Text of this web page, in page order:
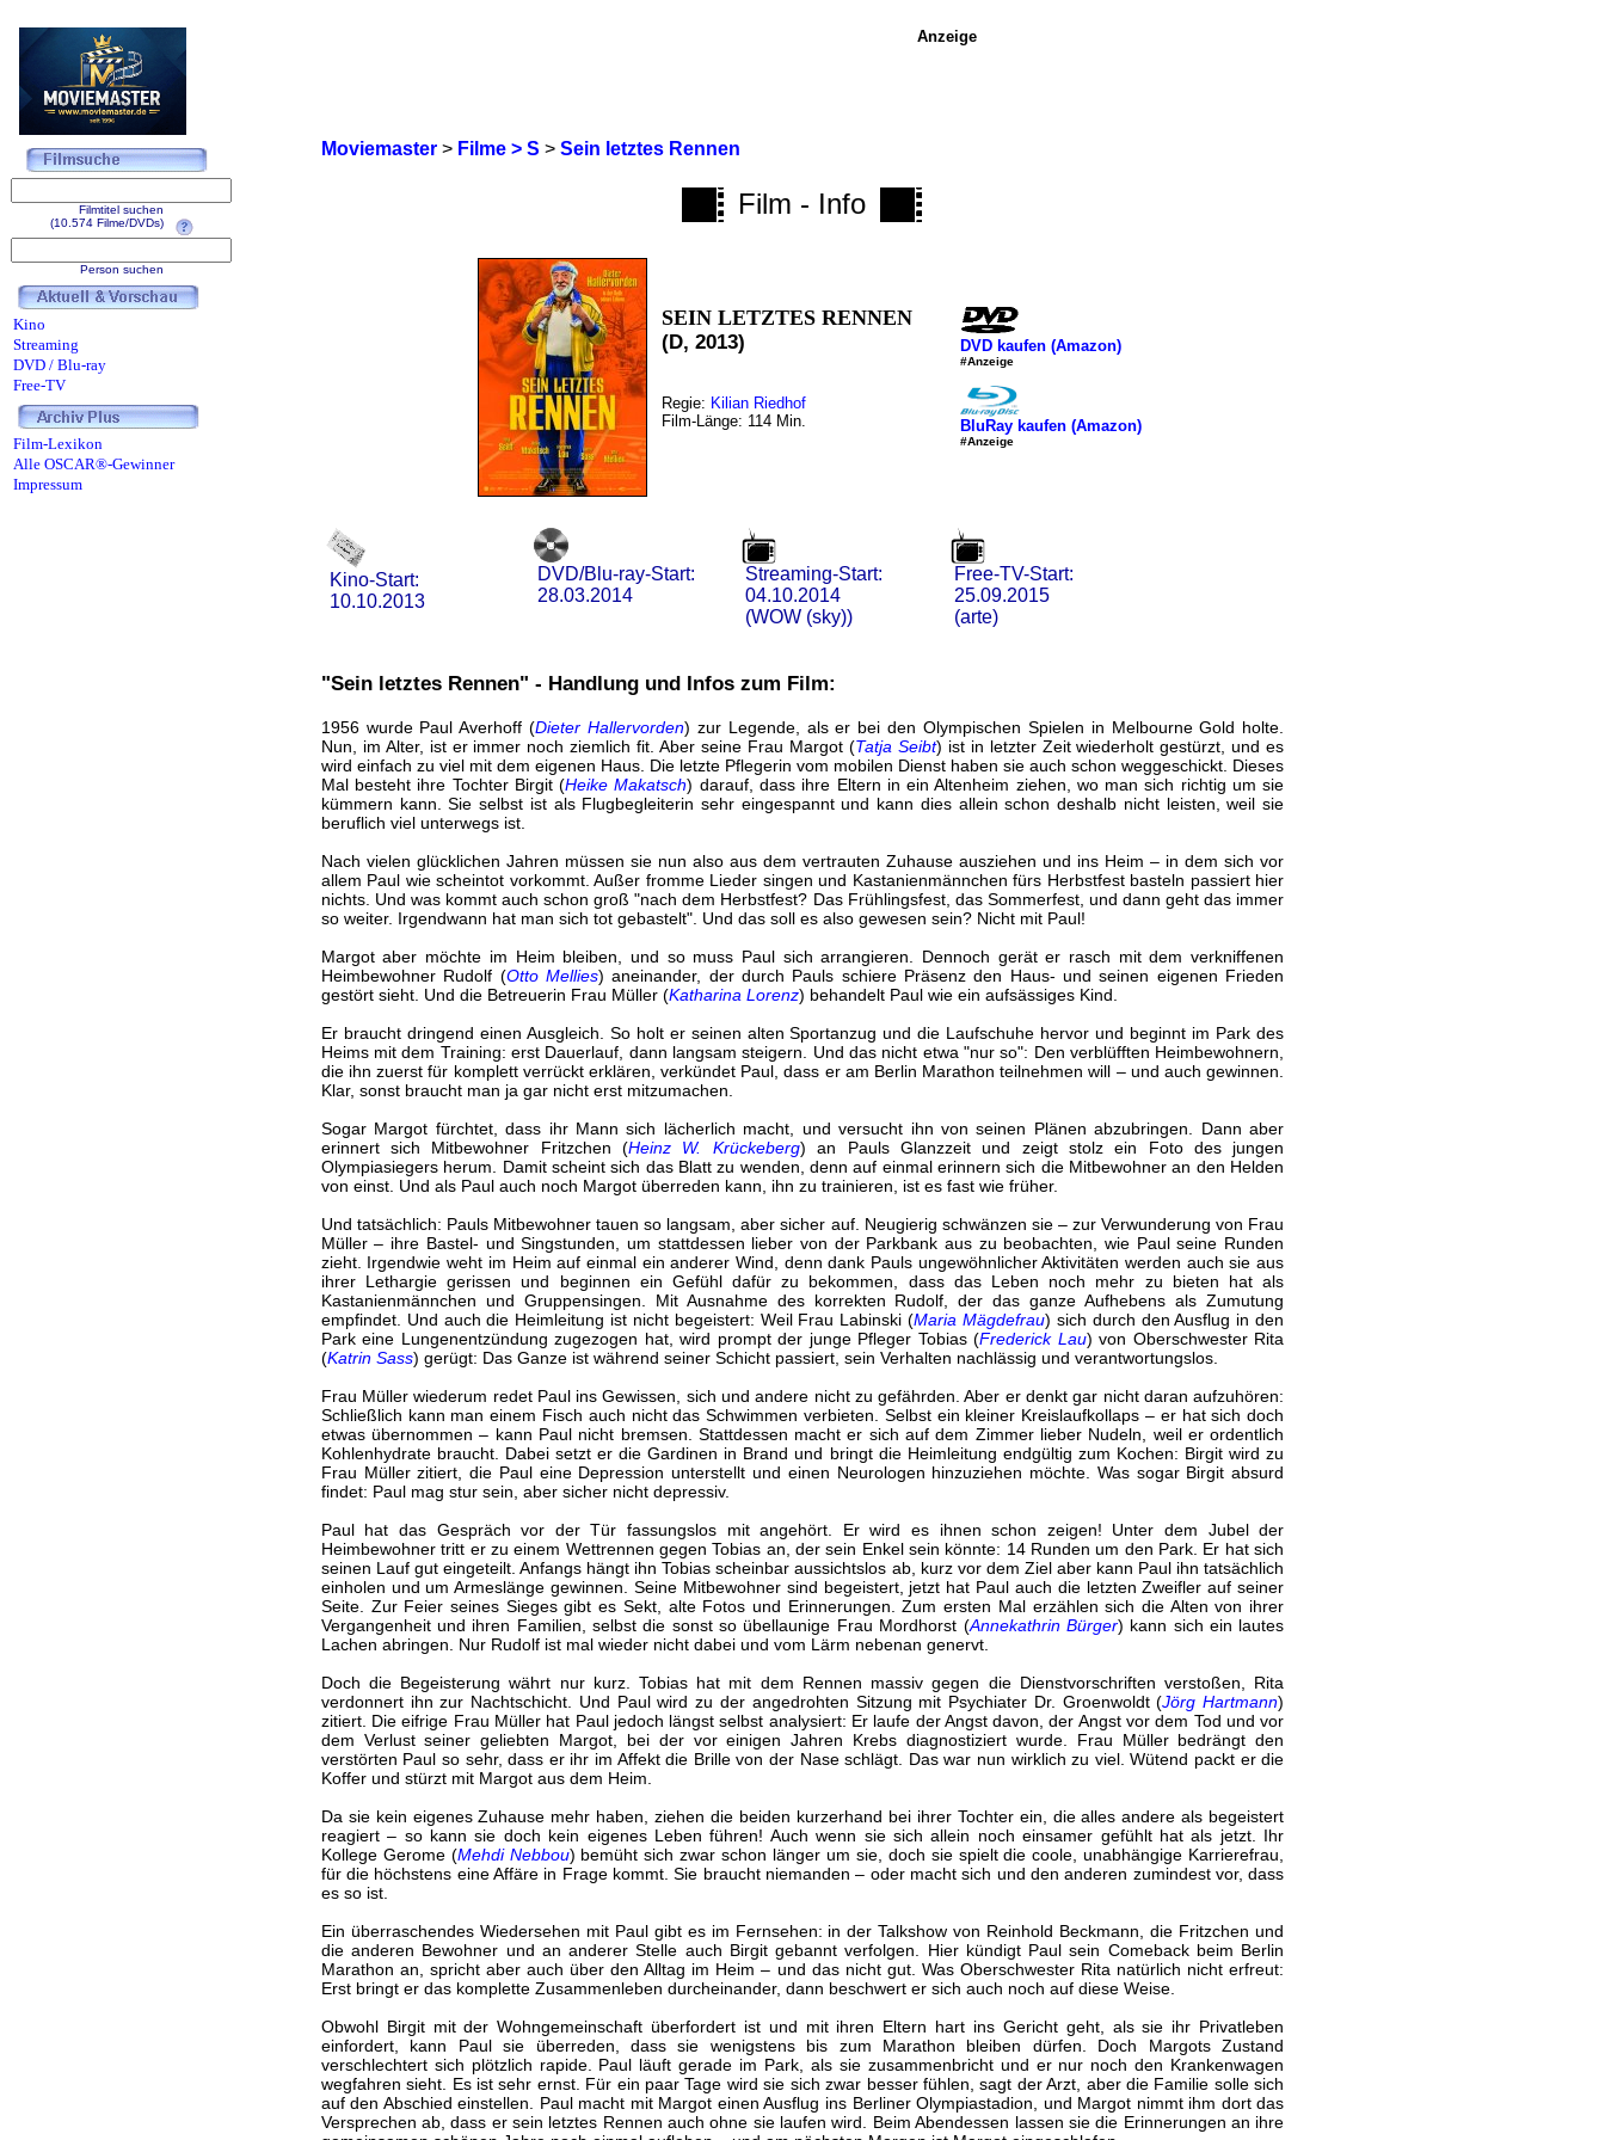
Moviemaster> Filme > S > Sein letztes Rennen
Film - Info
SEIN LETZTES RENNEN
(D, 2013)
Regie: Kilian Riedhof
Film-Länge: 114 Min.
DVD kaufen (Amazon)
#Anzeige
BluRay kaufen (Amazon)
#Anzeige
Kino-Start:
10.10.2013
DVD/Blu-ray-Start:
28.03.2014
Streaming-Start:
04.10.2014
(WOW (sky))
Free-TV-Start:
25.09.2015
(arte)
"Sein letztes Rennen" - Handlung und Infos zum Film:
1956 wurde Paul Averhoff (Dieter Hallervorden) zur Legende, als er bei den Olympischen Spielen in Melbourne Gold holte.
Nun, im Alter, ist er immer noch ziemlich fit. Aber seine Frau Margot (Tatja Seibt) ist in letzter Zeit wiederholt gestürzt, und es
wird einfach zu viel mit dem eigenen Haus. Die letzte Pflegerin vom mobilen Dienst haben sie auch schon weggeschickt. Dieses
Mal besteht ihre Tochter Birgit (Heike Makatsch) darauf, dass ihre Eltern in ein Altenheim ziehen, wo man sich richtig um sie
kümmern kann. Sie selbst ist als Flugbegleiterin sehr eingespannt und kann dies allein schon deshalb nicht leisten, weil sie
beruflich viel unterwegs ist.
Nach vielen glücklichen Jahren müssen sie nun also aus dem vertrauten Zuhause ausziehen und ins Heim – in dem sich vor
allem Paul wie scheintot vorkommt. Außer fromme Lieder singen und Kastanienmännchen fürs Herbstfest basteln passiert hier
nichts. Und was kommt auch schon groß "nach dem Herbstfest? Das Frühlingsfest, das Sommerfest, und dann geht das immer
so weiter. Irgendwann hat man sich tot gebastelt". Und das soll es also gewesen sein? Nicht mit Paul!
Margot aber möchte im Heim bleiben, und so muss Paul sich arrangieren. Dennoch gerät er rasch mit dem verkniffenen
Heimbewohner Rudolf (Otto Mellies) aneinander, der durch Pauls schiere Präsenz den Haus- und seinen eigenen Frieden
gestört sieht. Und die Betreuerin Frau Müller (Katharina Lorenz) behandelt Paul wie ein aufsässiges Kind.
Er braucht dringend einen Ausgleich. So holt er seinen alten Sportanzug und die Laufschuhe hervor und beginnt im Park des
Heims mit dem Training: erst Dauerlauf, dann langsam steigern. Und das nicht etwa "nur so": Den verblüfften Heimbewohnern,
die ihn zuerst für komplett verrückt erklären, verkündet Paul, dass er am Berlin Marathon teilnehmen will – und auch gewinnen.
Klar, sonst braucht man ja gar nicht erst mitzumachen.
Sogar Margot fürchtet, dass ihr Mann sich lächerlich macht, und versucht ihn von seinen Plänen abzubringen. Dann aber
erinnert sich Mitbewohner Fritzchen (Heinz W. Krückeberg) an Pauls Glanzzeit und zeigt stolz ein Foto des jungen
Olympiasiegers herum. Damit scheint sich das Blatt zu wenden, denn auf einmal erinnern sich die Mitbewohner an den Helden
von einst. Und als Paul auch noch Margot überreden kann, ihn zu trainieren, ist es fast wie früher.
Und tatsächlich: Pauls Mitbewohner tauen so langsam, aber sicher auf. Neugierig schwänzen sie – zur Verwunderung von Frau
Müller – ihre Bastel- und Singstunden, um stattdessen lieber von der Parkbank aus zu beobachten, wie Paul seine Runden
zieht. Irgendwie weht im Heim auf einmal ein anderer Wind, denn dank Pauls ungewöhnlicher Aktivitäten werden auch sie aus
ihrer Lethargie gerissen und beginnen ein Gefühl dafür zu bekommen, dass das Leben noch mehr zu bieten hat als
Kastanienmännchen und Gruppensingen. Mit Ausnahme des korrekten Rudolf, der das ganze Aufhebens als Zumutung
empfindet. Und auch die Heimleitung ist nicht begeistert: Weil Frau Labinski (Maria Mägdefrau) sich durch den Ausflug in den
Park eine Lungenentzündung zugezogen hat, wird prompt der junge Pfleger Tobias (Frederick Lau) von Oberschwester Rita
(Katrin Sass) gerügt: Das Ganze ist während seiner Schicht passiert, sein Verhalten nachlässig und verantwortungslos.
Frau Müller wiederum redet Paul ins Gewissen, sich und andere nicht zu gefährden. Aber er denkt gar nicht daran aufzuhören:
Schließlich kann man einem Fisch auch nicht das Schwimmen verbieten. Selbst ein kleiner Kreislaufkollaps – er hat sich doch
etwas übernommen – kann Paul nicht bremsen. Stattdessen macht er sich auf dem Zimmer lieber Nudeln, weil er ordentlich
Kohlenhydrate braucht. Dabei setzt er die Gardinen in Brand und bringt die Heimleitung endgültig zum Kochen: Birgit wird zu
Frau Müller zitiert, die Paul eine Depression unterstellt und einen Neurologen hinzuziehen möchte. Was sogar Birgit absurd
findet: Paul mag stur sein, aber sicher nicht depressiv.
Paul hat das Gespräch vor der Tür fassungslos mit angehört. Er wird es ihnen schon zeigen! Unter dem Jubel der
Heimbewohner tritt er zu einem Wettrennen gegen Tobias an, der sein Enkel sein könnte: 14 Runden um den Park. Er hat sich
seinen Lauf gut eingeteilt. Anfangs hängt ihn Tobias scheinbar aussichtslos ab, kurz vor dem Ziel aber kann Paul ihn tatsächlich
einholen und um Armeslänge gewinnen. Seine Mitbewohner sind begeistert, jetzt hat Paul auch die letzten Zweifler auf seiner
Seite. Zur Feier seines Sieges gibt es Sekt, alte Fotos und Erinnerungen. Zum ersten Mal erzählen sich die Alten von ihrer
Vergangenheit und ihren Familien, selbst die sonst so übellaunige Frau Mordhorst (Annekathrin Bürger) kann sich ein lautes
Lachen abringen. Nur Rudolf ist mal wieder nicht dabei und vom Lärm nebenan genervt.
Doch die Begeisterung währt nur kurz. Tobias hat mit dem Rennen massiv gegen die Dienstvorschriften verstoßen, Rita
verdonnert ihn zur Nachtschicht. Und Paul wird zu der angedrohten Sitzung mit Psychiater Dr. Groenwoldt (Jörg Hartmann)
zitiert. Die eifrige Frau Müller hat Paul jedoch längst selbst analysiert: Er laufe der Angst davon, der Angst vor dem Tod und vor
dem Verlust seiner geliebten Margot, bei der vor einigen Jahren Krebs diagnostiziert wurde. Frau Müller bedrängt den
verstörten Paul so sehr, dass er ihr im Affekt die Brille von der Nase schlägt. Das war nun wirklich zu viel. Wütend packt er die
Koffer und stürzt mit Margot aus dem Heim.
Da sie kein eigenes Zuhause mehr haben, ziehen die beiden kurzerhand bei ihrer Tochter ein, die alles andere als begeistert
reagiert – so kann sie doch kein eigenes Leben führen! Auch wenn sie sich allein noch einsamer gefühlt hat als jetzt. Ihr
Kollege Gerome (Mehdi Nebbou) bemüht sich zwar schon länger um sie, doch sie spielt die coole, unabhängige Karrierefrau,
für die höchstens eine Affäre in Frage kommt. Sie braucht niemanden – oder macht sich und den anderen zumindest vor, dass
es so ist.
Ein überraschendes Wiedersehen mit Paul gibt es im Fernsehen: in der Talkshow von Reinhold Beckmann, die Fritzchen und
die anderen Bewohner und an anderer Stelle auch Birgit gebannt verfolgen. Hier kündigt Paul sein Comeback beim Berlin
Marathon an, spricht aber auch über den Alltag im Heim – und das nicht gut. Was Oberschwester Rita natürlich nicht erfreut:
Erst bringt er das komplette Zusammenleben durcheinander, dann beschwert er sich auch noch auf diese Weise.
Obwohl Birgit mit der Wohngemeinschaft überfordert ist und mit ihren Eltern hart ins Gericht geht, als sie ihr Privatleben
einfordert, kann Paul sie überreden, dass sie wenigstens bis zum Marathon bleiben dürfen. Doch Margots Zustand
verschlechtert sich plötzlich rapide. Paul läuft gerade im Park, als sie zusammenbricht und er nur noch den Krankenwagen
wegfahren sieht. Es ist sehr ernst. Für ein paar Tage wird sie sich zwar besser fühlen, sagt der Arzt, aber die Familie solle sich
auf den Abschied einstellen. Paul macht mit Margot einen Ausflug ins Berliner Olympiastadion, und Margot nimmt ihm dort das
Versprechen ab, dass er sein letztes Rennen auch ohne sie laufen wird. Beim Abendessen lassen sie die Erinnerungen an ihre
Anzeige
Filmtitel suchen
(10.574 Filme/DVDs)
Person suchen
Kino
Streaming
DVD / Blu-ray
Free-TV
Film-Lexikon
Alle OSCAR®-Gewinner
Impressum